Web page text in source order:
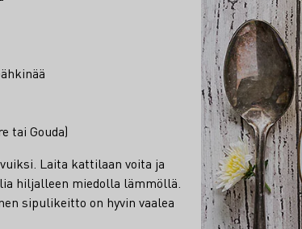
tai Gouda)
Laita kattilaan voita ja
hiljalleen miedolla lämmöllä.
sipulikeitto on hyvin vaalea